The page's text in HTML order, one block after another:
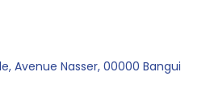
Avenue Nasser, 00000 Bangui